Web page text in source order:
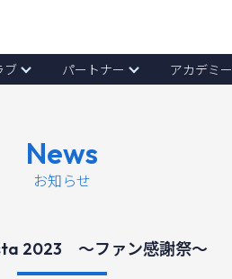
ブ パートナー アカデミー
News
お知らせ
2023 〜ファン感謝祭〜